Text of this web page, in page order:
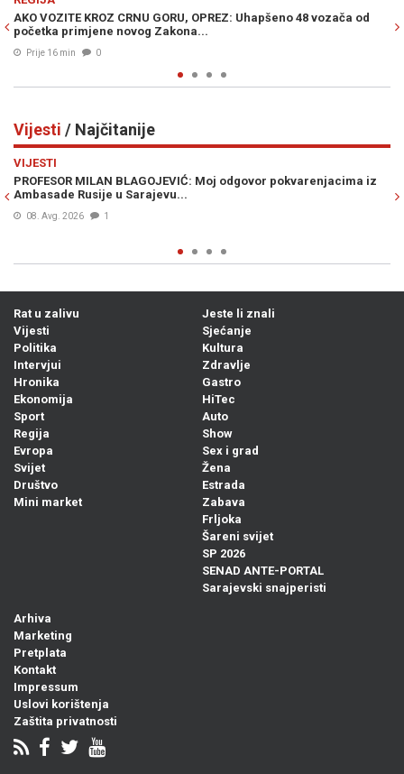
48 vozača od
IZNENAĐUJUĆI REZULTATI: Oživjela Unska pruga,
veliki broj putnika...
Vijesti / Najčitanije
iz
ŠOK NA GRANICI: Ponesete li ovo voće u
kazna od nevjerovatnih 13.000 eura
Rat u zalivu
Vijesti
Politika
Intervjui
Hronika
Ekonomija
Sport
Regija
Evropa
Svijet
Društvo
Mini market
Jeste li znali
Sjećanje
Kultura
Zdravlje
Gastro
HiTec
Auto
Show
Sex i grad
Žena
Estrada
Zabava
Frljoka
Šareni svijet
SP 2026
SENAD ANTE-PORTAL
Sarajevski snajperisti
Arhiva
Marketing
Pretplata
Kontakt
Impressum
Uslovi korištenja
Zaštita privatnosti